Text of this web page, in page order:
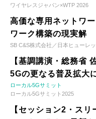
ワイヤレスジャパン×WTP 2026
高価な専用ネットワ
ワーク構築の現実解
SB C&S株式会社／日本ヒューレ
【基調講演・総務省
5Gの更なる普及拡大
ローカル5Gサミット
ローカル5Gサミット2025
【セッション2・ス